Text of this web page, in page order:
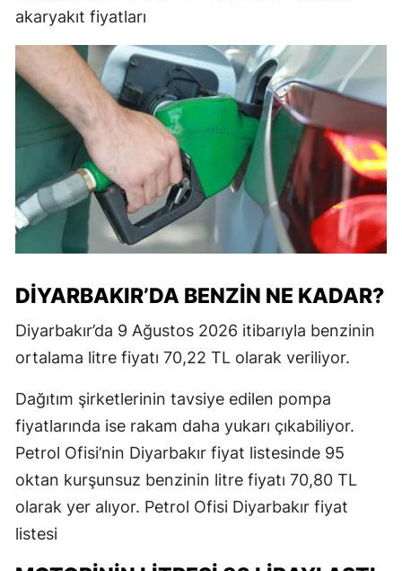
akaryakıt fiyatları
DİYARBAKIR’DA BENZİN NE KADAR?
Diyarbakır’da 9 Ağustos 2026 itibarıyla benzinin
ortalama litre fiyatı 70,22 TL olarak veriliyor.
Dağıtım şirketlerinin tavsiye edilen pompa
fiyatlarında ise rakam daha yukarı çıkabiliyor.
Petrol Ofisi’nin Diyarbakır fiyat listesinde 95
oktan kurşunsuz benzinin litre fiyatı 70,80 TL
olarak yer alıyor. Petrol Ofisi Diyarbakır fiyat
listesi